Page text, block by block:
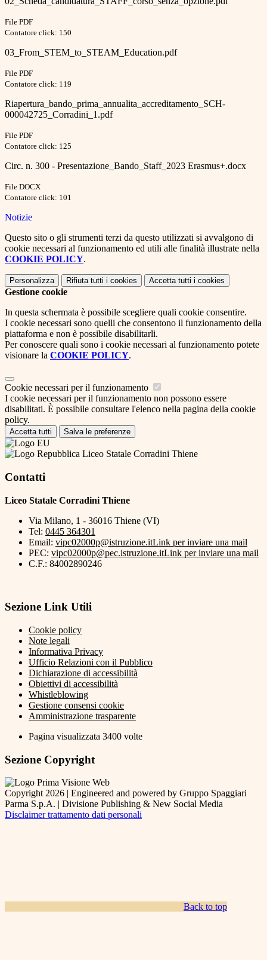
File PDF
Contatore click: 150
03_From_STEM_to_STEAM_Education.pdf
File PDF
Contatore click: 119
Riapertura_bando_prima_annualita_accreditamento_SCH-
000042725_Corradini_1.pdf
File PDF
Contatore click: 125
Circ. n. 300 - Presentazione_Bando_Staff_2023 Erasmus+.docx
File DOCX
Contatore click: 101
Notizie
Questo sito o gli strumenti terzi da questo utilizzati si avvalgono di
cookie necessari al funzionamento ed utili alle finalità illustrate nella
COOKIE POLICY.
Personalizza Rifiuta tutti i cookies Accetta tutti i cookies
Gestione cookie
In questa schermata è possibile scegliere quali cookie consentire.
I cookie necessari sono quelli che consentono il funzionamento della
piattaforma e non è possibile disabilitarli.
Per conoscere quali sono i cookie necessari al funzionamento potete
visionare la COOKIE POLICY.
Cookie necessari per il funzionamento
I cookie necessari per il funzionamento non possono essere
disabilitati. È possibile consultare l'elenco nella pagina della cookie
policy.
Accetta tutti Salva le preferenze
Liceo Statale Corradini Thiene
Contatti
Liceo Statale Corradini Thiene
Via Milano, 1 - 36016 Thiene (VI)
Tel: 0445 364301
Email: vipc02000p@istruzione.itLink per inviare una mail
PEC: vipc02000p@pec.istruzione.itLink per inviare una mail
C.F.: 84002890246
Sezione Link Utili
Cookie policy
Note legali
Informativa Privacy
Ufficio Relazioni con il Pubblico
Dichiarazione di accessibilità
Obiettivi di accessibilità
Whistleblowing
Gestione consensi cookie
Amministrazione trasparente
Pagina visualizzata 3400 volte
Sezione Copyright
Copyright 2026 | Engineered and powered by Gruppo Spaggiari
Parma S.p.A. | Divisione Publishing & New Social Media
Disclaimer trattamento dati personali
Back to top